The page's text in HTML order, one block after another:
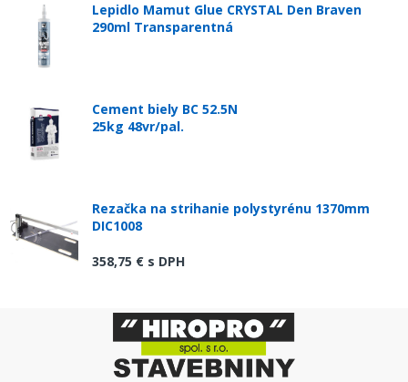
Lepidlo Mamut Glue CRYSTAL Den Braven
290ml Transparentná
Cement biely BC 52.5N
25kg 48vr/pal.
Rezačka na strihanie polystyrénu 1370mm
DIC1008
358,75 € s DPH